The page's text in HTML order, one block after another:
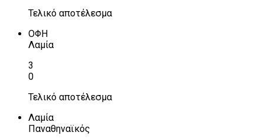
Τελικό αποτέλεσμα
ΟΦΗ
Λαμία
3
0
Τελικό αποτέλεσμα
Λαμία
Παναθηναϊκός